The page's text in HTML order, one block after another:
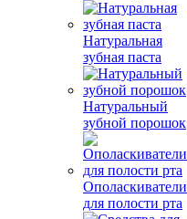
Натуральная
зубная паста
Натуральный
зубной порошок
Ополаскиватели
для полости рта